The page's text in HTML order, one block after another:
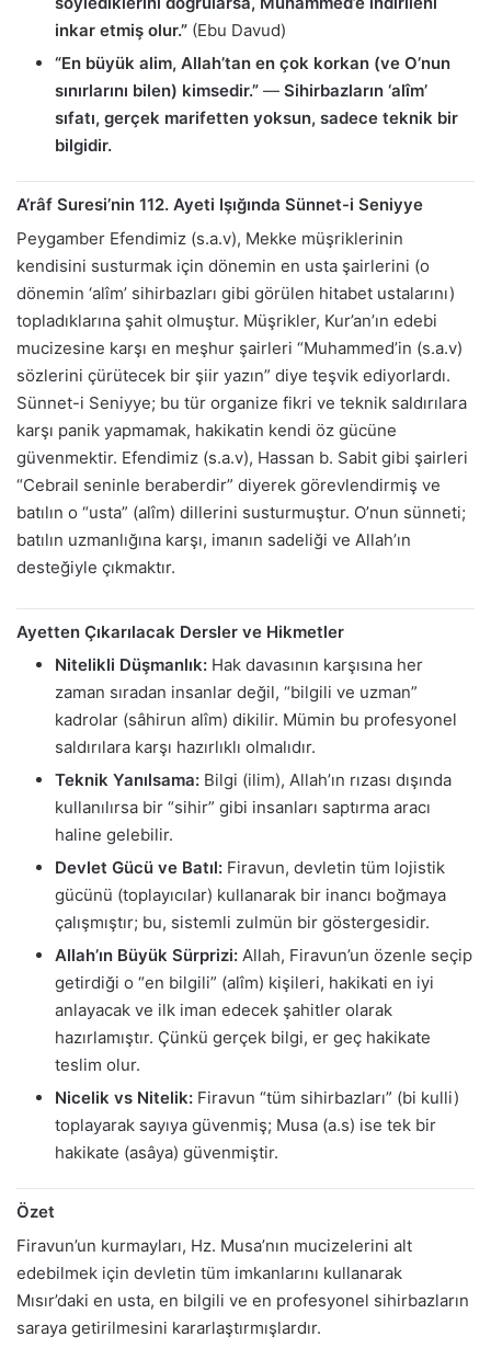
inkar etmiş olur.” (Ebu Davud)
“En büyük alim, Allah’tan en çok korkan (ve O’nun
sınırlarını bilen) kimsedir.” — Sihirbazların ‘alîm’
sıfatı, gerçek marifetten yoksun, sadece teknik bir
bilgidir.
A’râf Suresi’nin 112. Ayeti Işığında Sünnet-i Seniyye
Peygamber Efendimiz (s.a.v), Mekke müşriklerinin
kendisini susturmak için dönemin en usta şairlerini (o
dönemin ‘alîm’ sihirbazları gibi görülen hitabet ustalarını)
topladıklarına şahit olmuştur. Müşrikler, Kur’an’ın edebi
mucizesine karşı en meşhur şairleri “Muhammed’in (s.a.v)
sözlerini çürütecek bir şiir yazın” diye teşvik ediyorlardı.
Sünnet-i Seniyye; bu tür organize fikri ve teknik saldırılara
karşı panik yapmamak, hakikatin kendi öz gücüne
güvenmektir. Efendimiz (s.a.v), Hassan b. Sabit gibi şairleri
“Cebrail seninle beraberdir” diyerek görevlendirmiş ve
batılın o “usta” (alîm) dillerini susturmuştur. O’nun sünneti;
batılın uzmanlığına karşı, imanın sadeliği ve Allah’ın
desteğiyle çıkmaktır.
Ayetten Çıkarılacak Dersler ve Hikmetler
Nitelikli Düşmanlık: Hak davasının karşısına her
zaman sıradan insanlar değil, “bilgili ve uzman”
kadrolar (sâhirun alîm) dikilir. Mümin bu profesyonel
saldırılara karşı hazırlıklı olmalıdır.
Teknik Yanılsama: Bilgi (ilim), Allah’ın rızası dışında
kullanılırsa bir “sihir” gibi insanları saptırma aracı
haline gelebilir.
Devlet Gücü ve Batıl: Firavun, devletin tüm lojistik
gücünü (toplayıcılar) kullanarak bir inancı boğmaya
çalışmıştır; bu, sistemli zulmün bir göstergesidir.
Allah’ın Büyük Sürprizi: Allah, Firavun’un özenle seçip
getirdiği o “en bilgili” (alîm) kişileri, hakikati en iyi
anlayacak ve ilk iman edecek şahitler olarak
hazırlamıştır. Çünkü gerçek bilgi, er geç hakikate
teslim olur.
Nicelik vs Nitelik: Firavun “tüm sihirbazları” (bi kulli)
toplayarak sayıya güvenmiş; Musa (a.s) ise tek bir
hakikate (asâya) güvenmiştir.
Özet
Firavun’un kurmayları, Hz. Musa’nın mucizelerini alt
edebilmek için devletin tüm imkanlarını kullanarak
Mısır’daki en usta, en bilgili ve en profesyonel sihirbazların
saraya getirilmesini kararlaştırmışlardır.